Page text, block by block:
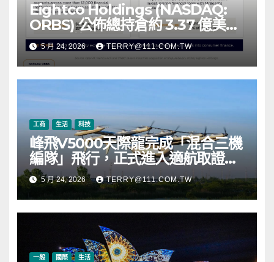
Eightco Holdings (NASDAQ:
ORBS) 公佈總持倉約 3.37 億美
元，涵蓋 OpenAI、Beast
Industries、超過 11,000 枚以太
幣 (ETH) 及逾 2.83 億枚 WLD 代
5 月 24, 2026 TERRY@111.COM.TW
工商 生活 科技
峰飛V5000天際龍完成「混合三機
編隊」飛行，正式進入適航取證階
段5 月 24, 2026 TERRY@111.COM.TW
一般 國際 生活